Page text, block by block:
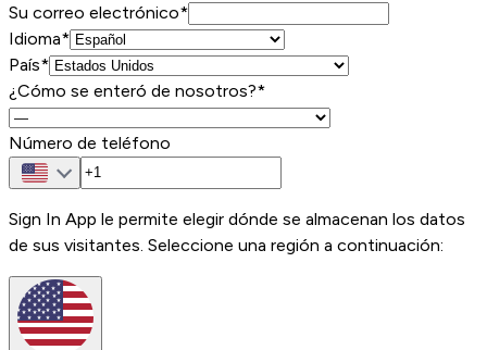
Su correo electrónico*
Idioma*
País*
¿Cómo se enteró de nosotros?*
Número de teléfono
Sign In App le permite elegir dónde se almacenan los datos
de sus visitantes. Seleccione una región a continuación: